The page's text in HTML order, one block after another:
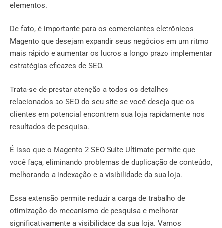
elementos.
De fato, é importante para os comerciantes eletrônicos
Magento que desejam expandir seus negócios em um ritmo
mais rápido e aumentar os lucros a longo prazo implementar
estratégias eficazes de SEO.
Trata-se de prestar atenção a todos os detalhes
relacionados ao SEO do seu site se você deseja que os
clientes em potencial encontrem sua loja rapidamente nos
resultados de pesquisa.
É isso que o Magento 2 SEO Suite Ultimate permite que
você faça, eliminando problemas de duplicação de conteúdo,
melhorando a indexação e a visibilidade da sua loja.
Essa extensão permite reduzir a carga de trabalho de
otimização do mecanismo de pesquisa e melhorar
significativamente a visibilidade da sua loja. Vamos